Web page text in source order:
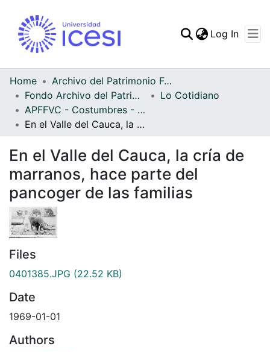
Statistics
Log In
Home
Archivo del Patrimonio Fotográfico y Fílmico del Valle del Cauca
Fondo Archivo del Patrimonio Fotográfico y Fílmico del Valle del Cauca
Lo Cotidiano
APFFVC - Costumbres - Patrimonial
En el Valle del Cauca, la crí­a de marranos, hace parte del pancoger de las familias
En el Valle del Cauca, la crí­a de
marranos, hace parte del
pancoger de las familias
Files
0401385.JPG (22.52 KB)
Date
1969-01-01
Authors